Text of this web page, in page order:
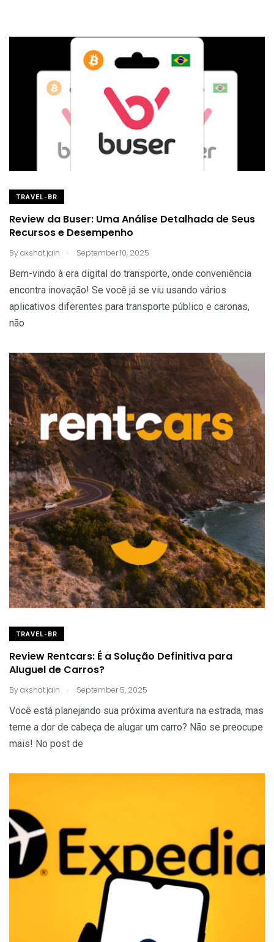
TRAVEL-BR
Review da Buser: Uma Análise Detalhada de Seus
Recursos e Desempenho
Byakshat.jain . September 10, 2025
Bem-vindo à era digital do transporte, onde conveniência
encontra inovação! Se você já se viu usando vários
aplicativos diferentes para transporte público e caronas,
não
TRAVEL-BR
Review Rentcars: É a Solução Definitiva para
Aluguel de Carros?
Byakshat.jain . September 5, 2025
Você está planejando sua próxima aventura na estrada, mas
teme a dor de cabeça de alugar um carro? Não se preocupe
mais! No post de